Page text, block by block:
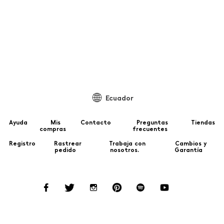
Ecuador
Ayuda
Mis
compras
Contacto
Preguntas
frecuentes
Tiendas
Registro
Rastrear
pedido
Trabaja con
nosotros.
Cambios y
Garantía